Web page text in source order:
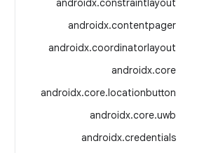
androidx.constraintlayout
androidx.contentpager
androidx.coordinatorlayout
androidx.core
androidx.core.locationbutton
androidx.core.uwb
androidx.credentials